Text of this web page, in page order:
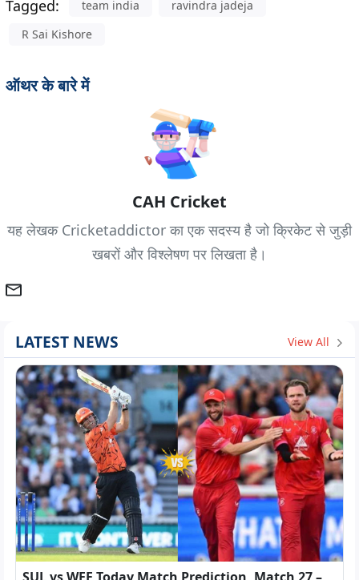
Tagged: team india
ravindra jadeja
R Sai Kishore
ऑथर के बारे में
CAH Cricket
यह लेखक Cricketaddictor का एक सदस्य है जो क्रिकेट से जुड़ी
खबरों और विश्लेषण पर लिखता है।
LATEST NEWS View All